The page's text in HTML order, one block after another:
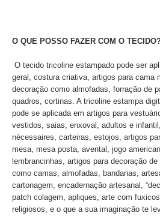
O QUE POSSO FAZER COM O
O tecido tricoline estampado pode ser
geral, costura criativa, artigos para cama
decoração como almofadas, forração de
quadros, cortinas. A tricoline estampa
pode se aplicada em artigos para
vestidos, saias, enxoval, adultos e
nécessaires, carteiras, estojos, artigos
mesa, mesa posta, avental, jogo
lembrancinhas, artigos para decoração
como camas, almofadas, bandanas,
cartonagem, encadernação artesanal,
patch colagem, apliques, arte com
religiosos, e o que a sua imaginação te